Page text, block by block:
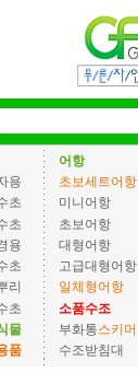
용
초
초
용
초
리
초
물
품
어항
초보세트어항
미니어항
초보어항
대형어항
고급대형어항
일체형어항
소품수조
부화통스키머
수조받침대